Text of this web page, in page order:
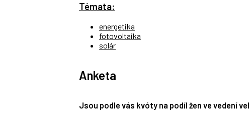
Témata:
energetika
fotovoltaika
solár
Anketa
Jsou podle vás kvóty na podíl žen ve vedení